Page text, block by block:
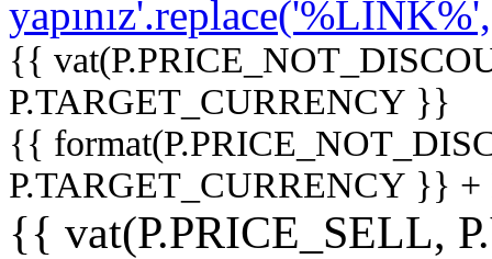
{{
P.TARGET_CURRENCY }}
{{
P.TARGET_CURRENCY }}
{{ vat(P.PRICE_SELL,